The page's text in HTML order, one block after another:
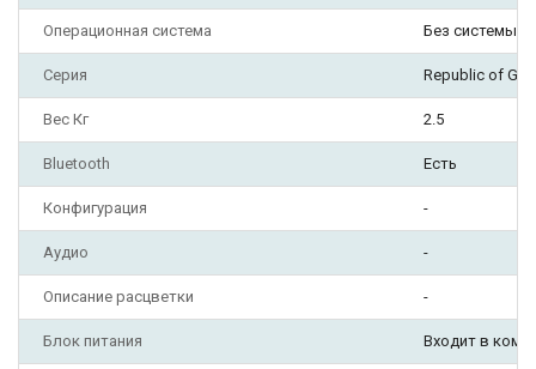
Операционная система Без системы
Серия Republic of
Вес Кг 2.5
Bluetooth Есть
Конфигурация -
Аудио -
Описание расцветки -
Блок питания Входит в